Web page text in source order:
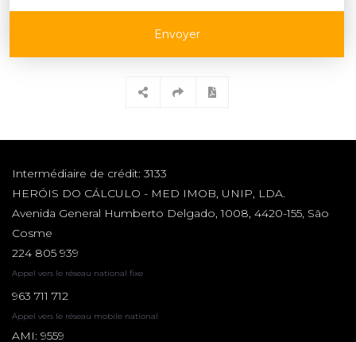
Envoyer
Intermédiaire de crédit: 3133
HERÓIS DO CÁLCULO - MED IMOB, UNIP, LDA.
Avenida General Humberto Delgado, 1008, 4420-155, São
Cosme
224 805 939
Appel vers le réseau national fixe
963 711 712
Appel vers le réseau mobile national
AMI: 9559